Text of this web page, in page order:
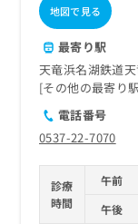
地図で見る
最寄り駅
天竜浜名湖鉄道天
その他の最寄り駅
電話番号
0537-22-7070
診療
時間
午前
午後